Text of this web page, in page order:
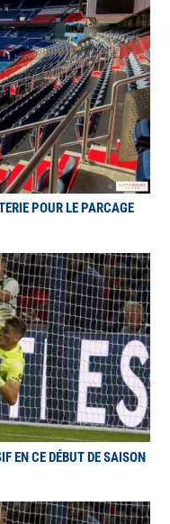
POUR LE PARCAGE
EN CE DÉBUT DE SAISON